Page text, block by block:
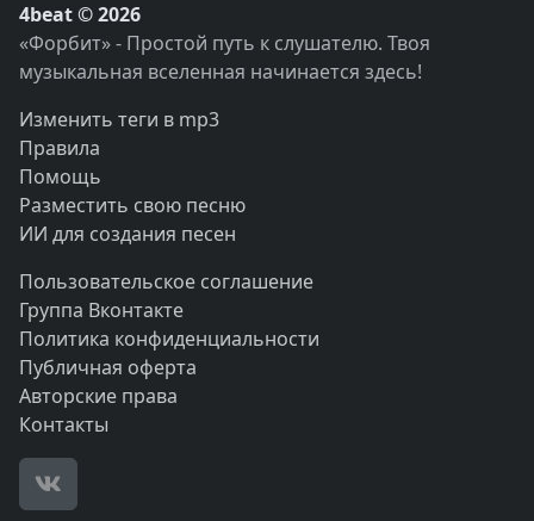
4beat © 2026
«Форбит» - Простой путь к слушателю. Твоя
музыкальная вселенная начинается здесь!
Изменить теги в mp3
Правила
Помощь
Разместить свою песню
ИИ для создания песен
Пользовательское соглашение
Группа Вконтакте
Политика конфиденциальности
Публичная оферта
Авторские права
Контакты